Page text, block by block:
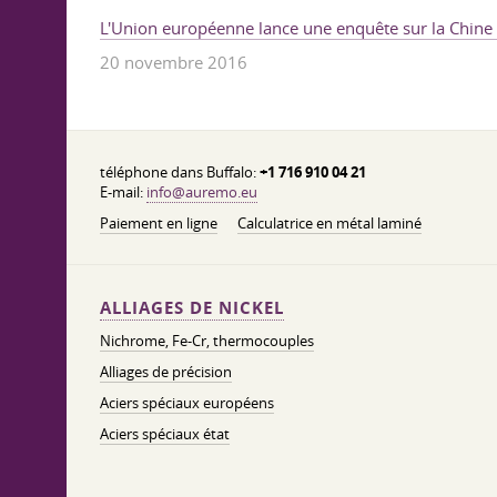
L'Union européenne lance une enquête sur la
20 novembre 2016
téléphone dans Buffalo:+1 716 910 04 21
E-mail: info@auremo.eu
Paiement en ligne
Calculatrice en métal laminé
ALLIAGES DE NICKEL
Nichrome, Fe-Cr, thermocouples
Alliages de précision
Aciers spéciaux européens
Aciers spéciaux état